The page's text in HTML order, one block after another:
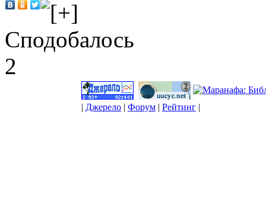
Сподобалось
2
| Джерело | Форум | Рейтинг |